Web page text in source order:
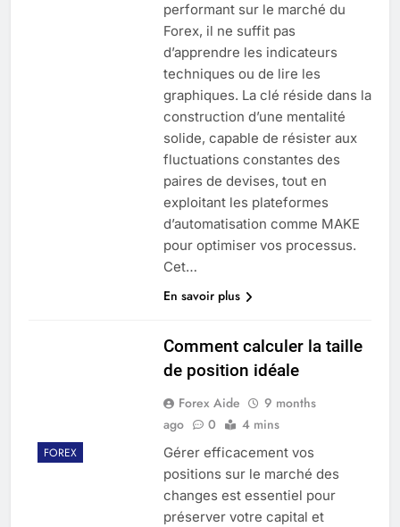
performant sur le marché du
Forex, il ne suffit pas
d’apprendre les indicateurs
techniques ou de lire les
graphiques. La clé réside dans la
construction d’une mentalité
solide, capable de résister aux
fluctuations constantes des
paires de devises, tout en
exploitant les plateformes
d’automatisation comme MAKE
pour optimiser vos processus.
Cet…
En savoir plus
FOREX
Comment calculer la taille
de position idéale
Forex Aide
9 months
ago
0 4 mins
Gérer efficacement vos
positions sur le marché des
changes est essentiel pour
préserver votre capital et